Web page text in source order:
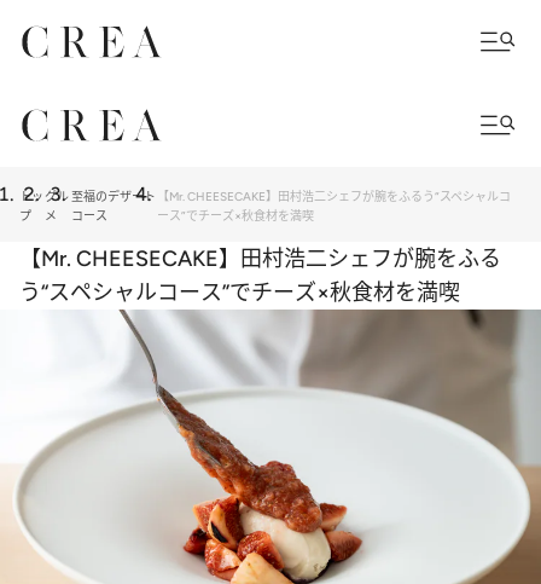
トッ
プ
グル
メ
至福のデザート
コース
【Mr. CHEESECAKE】田村浩二シェフが腕をふるう“スペシャルコ
ース”でチーズ×秋食材を満喫
【Mr. CHEESECAKE】田村浩二シェフが腕をふる
う“スペシャルコース”でチーズ×秋食材を満喫